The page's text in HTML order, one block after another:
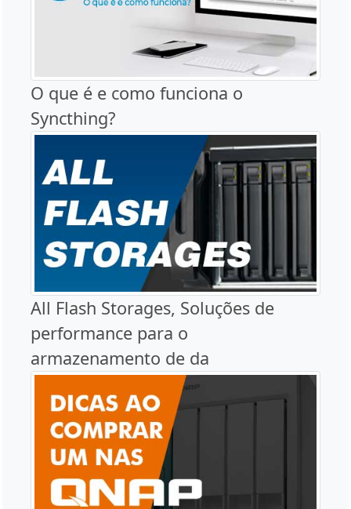
O que é e como funciona o
Syncthing?
All Flash Storages, Soluções de
performance para o
armazenamento de da